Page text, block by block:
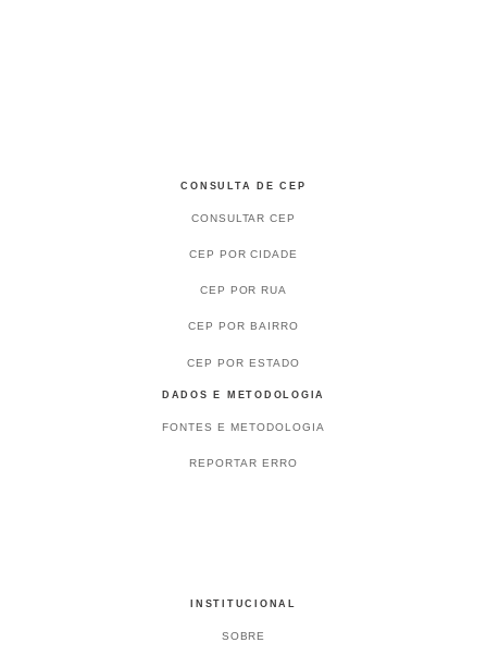
CONSULTA DE CEP
CONSULTAR CEP
CEP POR CIDADE
CEP POR RUA
CEP POR BAIRRO
CEP POR ESTADO
DADOS E METODOLOGIA
FONTES E METODOLOGIA
REPORTAR ERRO
INSTITUCIONAL
SOBRE